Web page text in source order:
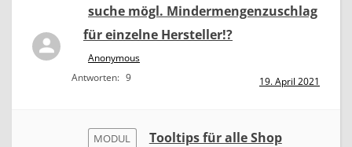
suche mögl. Mindermengenzuschlag
für einzelne Hersteller!?
Anonymous
Antworten: 9 19. April 2021
MODUL
Tooltips für alle Shop